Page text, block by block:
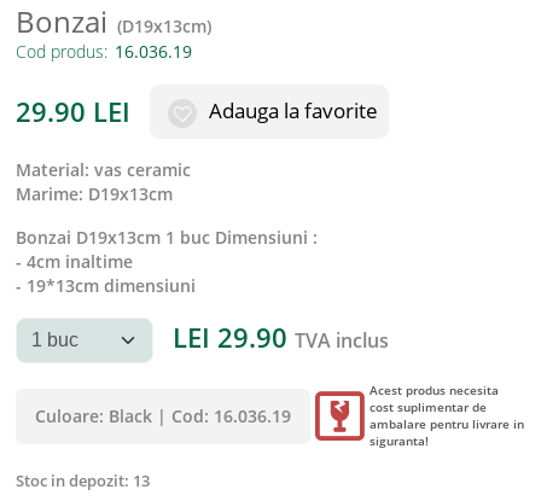
Bonzai (D19x13cm)
Cod produs:
29.90 LEI Adauga la favorite
material: vas ceramic
marime: D19x13cm
Bonzai D19x13cm 1 buc Dimensiuni :
- 4cm inaltime
- 19*13cm dimensiuni
LEI 29.90 TVA inclus
Culoare: Black | Cod: 16.036.19
Acest produs necesita
cost suplimentar de
ambalare pentru livrare in
siguranta!
Stoc in depozit: 13